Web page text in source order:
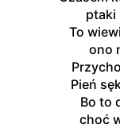
ptaki
To
ono
Pień sę
Bo to
choć